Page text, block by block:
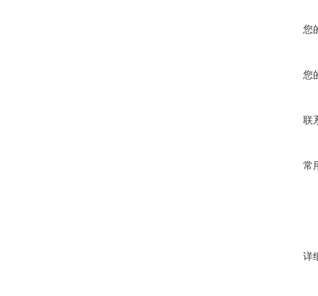
您
您
联
常
详